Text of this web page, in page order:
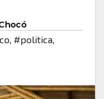
, #politica,